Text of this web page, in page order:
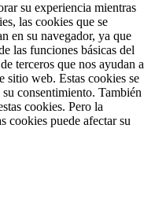
su experiencia mientras
las cookies que se
en su navegador, ya que
las funciones básicas del
terceros que nos ayudan a
sitio web. Estas cookies se
consentimiento. También
cookies. Pero la
cookies puede afectar su